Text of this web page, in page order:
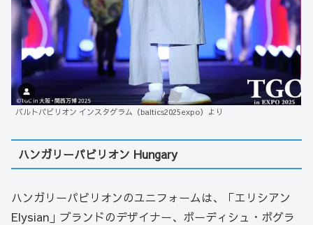
バルトパビリオン インスタグラム（baltics2025expo）より
ハンガリーパビリオン Hungary
ハンガリーパビリオンのユニフォームは、「エリシアン
Elysian」ブランドのデザイナー、ボーディシュ・ボグラ